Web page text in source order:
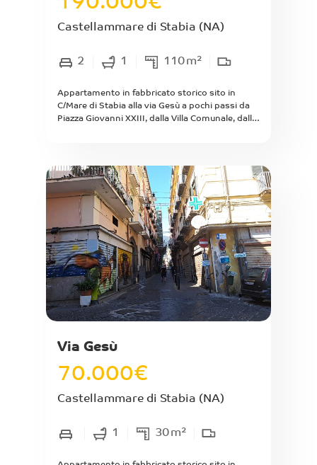
Castellammare di Stabia (NA)
2 1 110m²
Appartamento in fabbricato storico sito in
C/Mare di Stabia alla via Gesù a pochi passi da
Piazza Giovanni XXIII, dalla Villa Comunale, dalla
piano senza ascensore di mq interni 110
attualmente l'immobile è suddiviso ad uso
ufficio e composto da ampio ingresso con
balcone lato interno al fabbricato, 2 ampie
camere con balcone su strada, disimpegno,
studio, camera con balcone con affaccio su via
Nuova, bagno con antibagno. Si precisa che
parte dell'appartamento è comperto da un
soppalco di mq 10 e altezza di m.1,95
regolarizzabile ad uso suppigno o deposito
(superficie non abitabile), attualmente
l'immobile ha una divisione interna da ufficio
bisogna ricreare la cucina oppure l'angolo
Via Gesù
70.000€
Castellammare di Stabia (NA)
1 30m²